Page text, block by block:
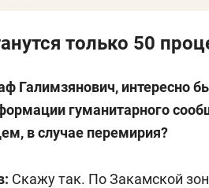
только 50
Галимзянович, интересно
гуманитарного
в случае перемирия?
: Скажу так. По Закамской